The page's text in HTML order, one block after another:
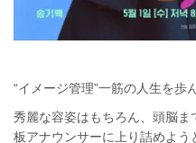
“イメージ管理”一筋の人生を歩
秀麗な容姿はもちろん、頭脳
板アナウンサーに上り詰めよう